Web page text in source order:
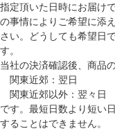
指定頂いた日時にお届け
の事情によりご希望に添
さい。どうしても希望日
す。
当社の決済確認後、商品
関東近郊：翌日
関東近郊以外：翌々日
です。最短日数より短い
することはできません。